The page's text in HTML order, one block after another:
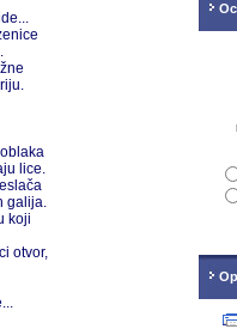
lice.
galija.
koji
otvor,